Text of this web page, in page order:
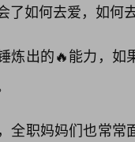
了如何去爱，如何
炼出的🔥能力，
全职妈妈们也常